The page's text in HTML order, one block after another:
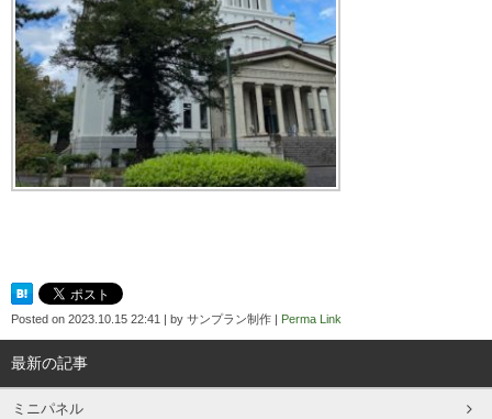
Posted on 2023.10.15 22:41 | by サンプラン制作 | Perma Link
最新の記事
ミニパネル